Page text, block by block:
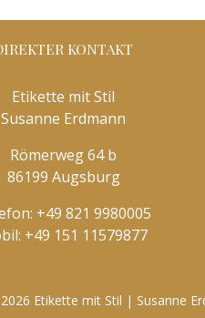
KONTAKT
Etikette mit Stil
Susanne Erdmann
Römerweg 64 b
86199 Augsburg
+49 821 9980005
+49 151 11579877
2026 Etikette mit Stil | Susanne